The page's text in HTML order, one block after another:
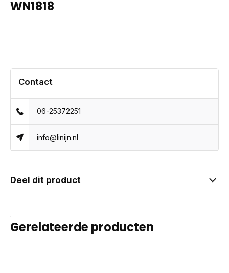
WN1818
Contact
06-25372251
info@linijn.nl
Deel dit product
.
Gerelateerde producten